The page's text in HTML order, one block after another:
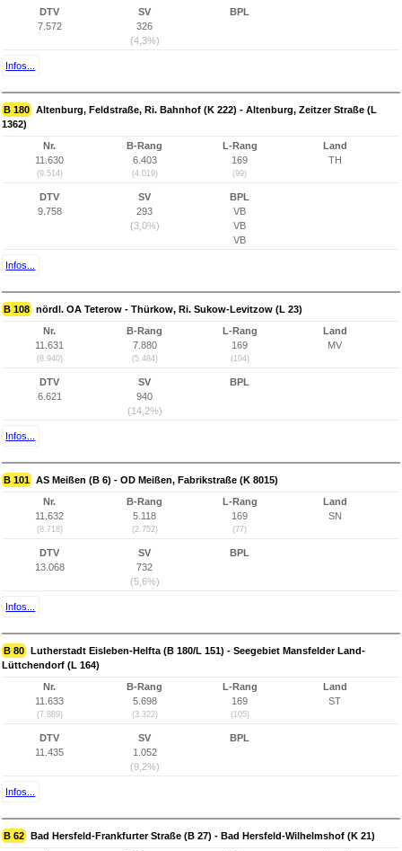
DTV
7.572
SV
326
(4,3%)
BPL
Infos...
B 180 Altenburg, Feldstraße, Ri. Bahnhof (K 222) - Altenburg, Zeitzer Straße (L
1362)
Nr.
11.630
(9.514)
B-Rang
6.403
(4.019)
L-Rang
169
(99)
Land
TH
DTV
9.758
SV
293
(3,0%)
BPL
VB
VB
VB
Infos...
B 108 nördl. OA Teterow - Thürkow, Ri. Sukow-Levitzow (L 23)
Nr.
11.631
(8.940)
B-Rang
7.880
(5.484)
L-Rang
169
(104)
Land
MV
DTV
6.621
SV
940
(14,2%)
BPL
Infos...
B 101 AS Meißen (B 6) - OD Meißen, Fabrikstraße (K 8015)
Nr.
11.632
(8.718)
B-Rang
5.118
(2.752)
L-Rang
169
(77)
Land
SN
DTV
13.068
SV
732
(5,6%)
BPL
Infos...
B 80 Lutherstadt Eisleben-Helfta (B 180/L 151) - Seegebiet Mansfelder Land-
Lüttchendorf (L 164)
Nr.
11.633
(7.889)
B-Rang
5.698
(3.322)
L-Rang
169
(105)
Land
ST
DTV
11.435
SV
1.052
(9,2%)
BPL
Infos...
B 62 Bad Hersfeld-Frankfurter Straße (B 27) - Bad Hersfeld-Wilhelmshof (K 21)